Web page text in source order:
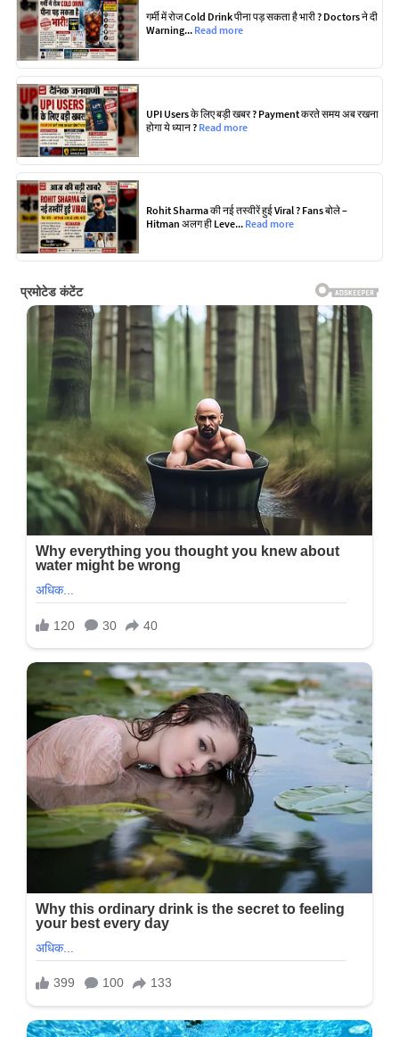
गर्मी में रोज Cold Drink पीना पड़ सकता है भारी ? Doctors ने दी
Warning... Read more
UPI Users के लिए बड़ी खबर ? Payment करते समय अब रखना
होगा ये ध्यान ? Read more
Rohit Sharma की नई तस्वीरें हुई Viral ? Fans बोले –
Hitman अलग ही Leve... Read more